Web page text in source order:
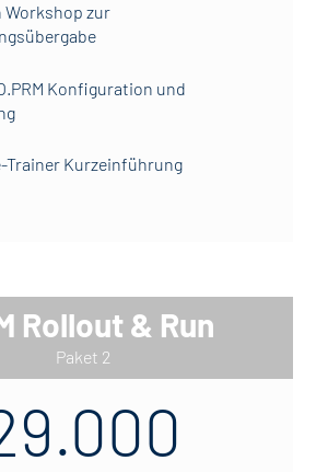
Workshop zur
Konfiguration und
Trainer Kurzeinführung
Rollout & Run
Paket 2